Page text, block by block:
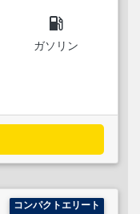
local_gas_station
ガソリン
コンパクトエリート